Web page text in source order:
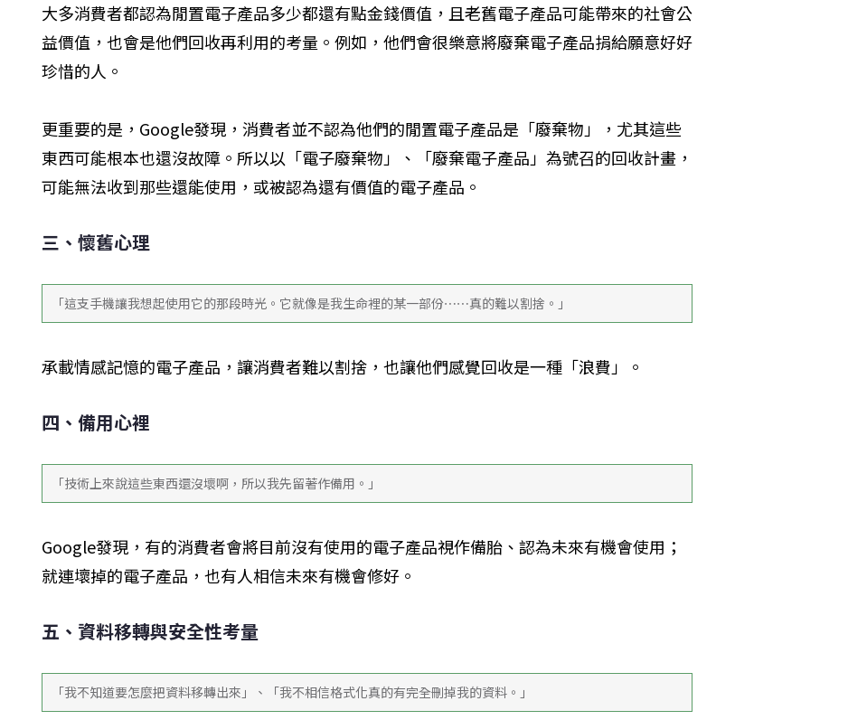
大多消費者都認為閒置電子產品多少都還有點金錢價值，且老舊電子產品可能帶來的社會公
益價值，也會是他們回收再利用的考量。例如，他們會很樂意將廢棄電子產品捐給願意好好
珍惜的人。
更重要的是，Google發現，消費者並不認為他們的閒置電子產品是「廢棄物」，尤其這些
東西可能根本也還沒故障。所以以「電子廢棄物」、「廢棄電子產品」為號召的回收計畫，
可能無法收到那些還能使用，或被認為還有價值的電子產品。
三、懷舊心理
「這支手機讓我想起使用它的那段時光。它就像是我生命裡的某一部份⋯⋯真的難以割捨。」
承載情感記憶的電子產品，讓消費者難以割捨，也讓他們感覺回收是一種「浪費」。
四、備用心裡
「技術上來說這些東西還沒壞啊，所以我先留著作備用。」
Google發現，有的消費者會將目前沒有使用的電子產品視作備胎、認為未來有機會使用；
就連壞掉的電子產品，也有人相信未來有機會修好。
五、資料移轉與安全性考量
「我不知道要怎麼把資料移轉出來」、「我不相信格式化真的有完全刪掉我的資料。」